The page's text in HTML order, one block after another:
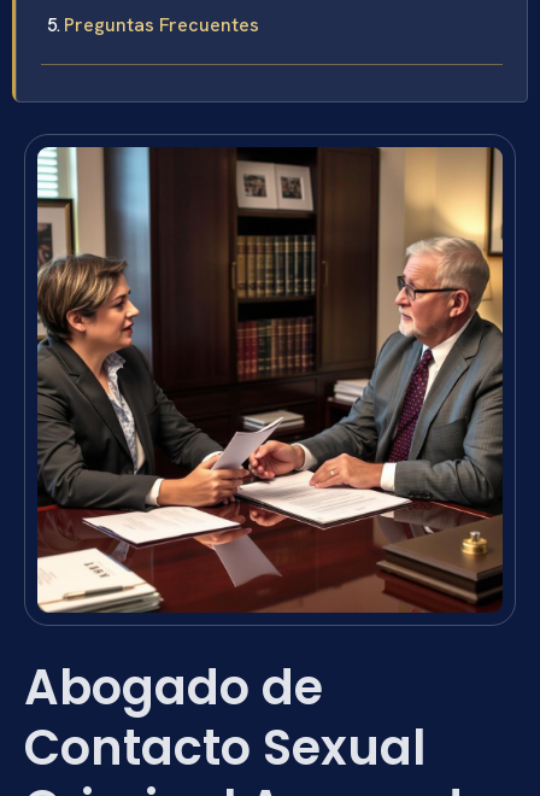
Preguntas Frecuentes
Abogado de
Contacto Sexual